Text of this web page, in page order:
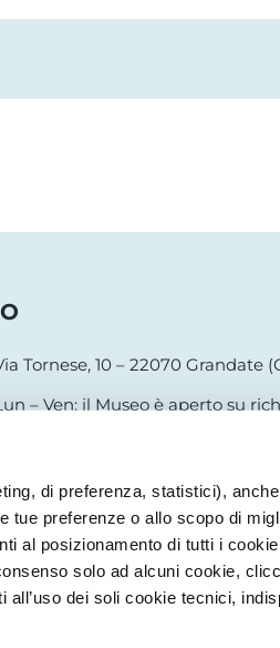
di preferenza, statistici),
tue preferenze o allo scopo di
al posizionamento di tutti i
solo ad alcuni cookie,
all’uso dei soli cookie tecnici,
Tornese, 10 – 22070 Grandate
– Ven: il Museo è aperto su
GRATUITO